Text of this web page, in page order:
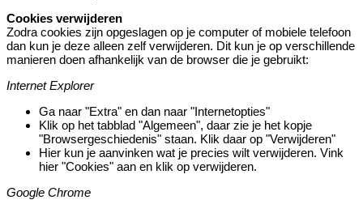
Cookies verwijderen
Zodra cookies zijn opgeslagen op je computer of mobiele telefoon
dan kun je deze alleen zelf verwijderen. Dit kun je op verschillende
manieren doen afhankelijk van de browser die je gebruikt:
Internet Explorer
Ga naar "Extra" en dan naar "Internetopties"
Klik op het tabblad "Algemeen", daar zie je het kopje
"Browsergeschiedenis" staan. Klik daar op "Verwijderen"
Hier kun je aanvinken wat je precies wilt verwijderen. Vink
hier "Cookies" aan en klik op verwijderen.
Google Chrome